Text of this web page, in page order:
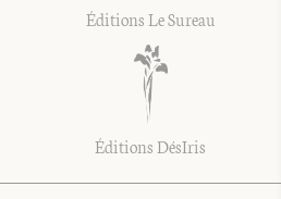
Éditions Le Sureau
Éditions DésIris